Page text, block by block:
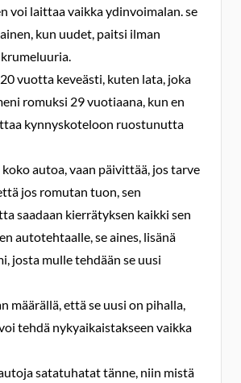
voi laittaa vaikka ydinvoimalan. se
kun uudet, paitsi ilman
vuotta keveästi, kuten lata, joka
romuksi 29 vuotiaana, kun en
kynnyskoteloon ruostunutta
autoa, vaan päivittää, jos tarve
jos romutan tuon, sen
saadaan kierrätyksen kaikki sen
autotehtaalle, se aines, lisänä
josta mulle tehdään se uusi
määrällä, että se uusi on pihalla,
tehdä nykyaikaistakseen vaikka
satatuhatat tänne, niin mistä